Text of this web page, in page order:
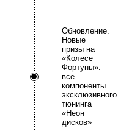
Обновление.
Новые
призы на
«Колесе
Фортуны»:
все
компоненты
эксклюзивного
тюнинга
«Неон
дисков»